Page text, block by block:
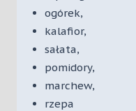
ogórek,
kalafior,
sałata,
pomidory,
marchew,
rzepa